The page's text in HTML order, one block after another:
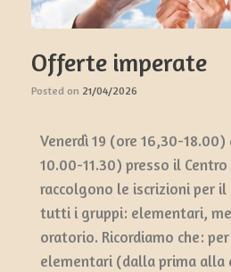
Offerte imperate
Posted on 21/04/2026
Venerdì 19 (ore 16,30-
10.00-11.30) presso il Centro
raccolgono le iscrizioni per il
tutti i gruppi: elementari,
oratorio. Ricordiamo che:
elementari (dalla prima